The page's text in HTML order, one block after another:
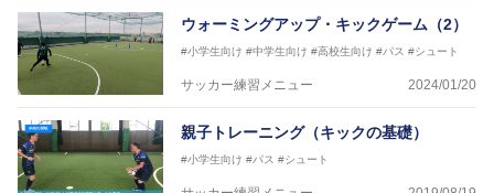
ウォーミングアップ・キックゲーム（2）
#小学生向け #中学生向け #高校生向け #パス #シュート
サッカー練習メニュー 2024/01/20
親子トレーニング（キックの基礎）
#小学生向け #パス #シュート